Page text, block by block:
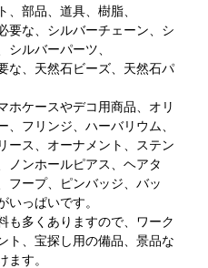
、部品、道具、樹脂、
要な、シルバーチェーン、シ
シルバーパーツ、
な、天然石ビーズ、天然石パ
ホケースやデコ用商品、オリ
フリンジ、ハーバリウム、
ース、オーナメント、ステン
ノンホールピアス、ヘアタ
フープ、ピンバッジ、バッ
いっぱいです。
も多くありますので、ワーク
ト、宝探し用の備品、景品な
ます。